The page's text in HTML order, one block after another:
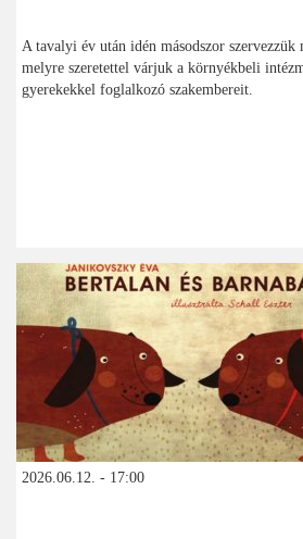
A tavalyi év után idén másodszor szervezzük
melyre szeretettel várjuk a környékbeli
gyerekekkel foglalkozó szakembereit.
2026.06.12. - 17:00